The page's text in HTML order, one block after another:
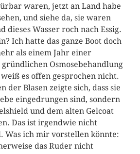
waren, jetzt an Land habe
und siehe da, sie waren
dieses Wasser roch nach Essig.
Ich hatte das ganze Boot doch
als einem Jahr einer
Osmosebehandlung
es offen gesprochen nicht.
der Blasen zeigte sich, dass sie
eingedrungen sind, sondern
und dem alten Gelcoat
Das ist irgendwie nicht
Was ich mir vorstellen könnte:
das Ruder nicht